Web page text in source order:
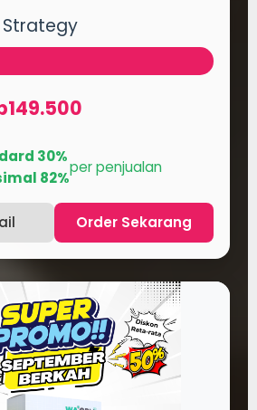
30%
82%
per penjualan
Order Sekarang